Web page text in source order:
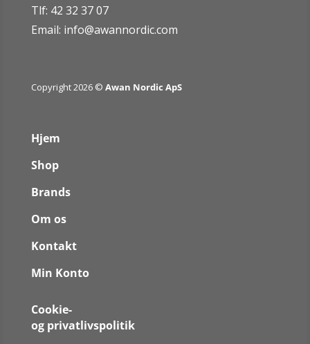
Tlf: 42 32 37 07
Email: info@awannordic.com
Copyright 2026 © Awan Nordic ApS
Hjem
Shop
Brands
Om os
Kontakt
Min Konto
Cookie-
og privatlivspolitik